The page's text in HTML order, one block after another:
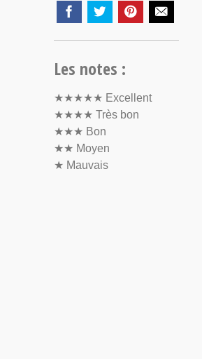
Les notes :
★★★★★ Excellent
★★★★ Très bon
★★★ Bon
★★ Moyen
★ Mauvais